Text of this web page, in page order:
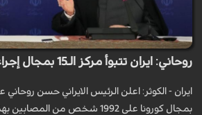
روحاني: ايران تتبوأ مركز الـ15 بمجال إجراء دراسات كورونا
ايران - الكوثر: اعلن الرئيس الايراني حسن
بمجال كورونا على 1992 شخص من